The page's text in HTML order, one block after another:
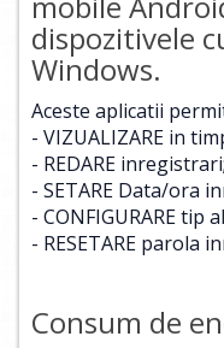
dispozitivele
Windows.
Aceste aplicatii
- VIZUALIZARE in
- REDARE inregistrari;
- SETARE Data/ora
- CONFIGURARE
- RESETARE parola
Consum de